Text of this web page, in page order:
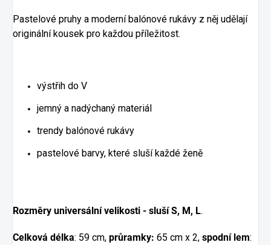
Pastelové pruhy a moderní balónové rukávy z něj udělají
originální kousek pro každou příležitost.
výstřih do V
jemný a nadýchaný materiál
trendy balónové rukávy
pastelové barvy, které sluší každé ženě
Rozměry universální velikosti - sluší S, M, L.
Celková délka: 59 cm, průramky: 65 cm x 2, spodní lem: